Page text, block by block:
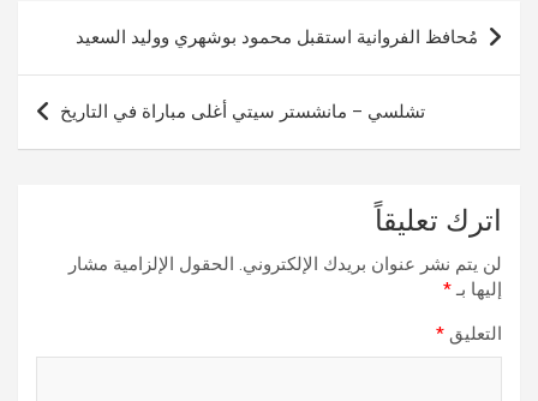
تصفّح
المقالات
مُحافظ الفروانية استقبل محمود بوشهري ووليد السعيد
تشلسي – مانشستر سيتي أغلى مباراة في التاريخ
اترك تعليقاً
لن يتم نشر عنوان بريدك الإلكتروني. الحقول الإلزامية مشار
إليها بـ*
التعليق *